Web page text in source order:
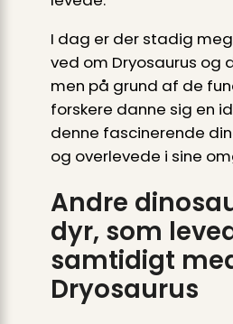
I dag er der stadig
ved om Dryosaurus og
men på grund af de
forskere danne sig en
denne fascinerende
og overlevede i sine
Andre
dyr, som
samtidigt
Dryosaurus